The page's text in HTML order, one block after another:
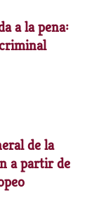
a la pena:
de la
a partir de